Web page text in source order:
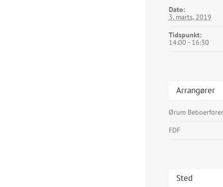
Dato:
3. marts, 2019
Tidspunkt:
14:00 - 16:30
Arrangører
Ørum
FDF
Sted